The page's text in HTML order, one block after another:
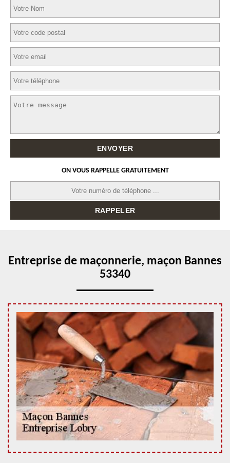
ON VOUS RAPPELLE GRATUITEMENT
Entreprise de maçonnerie, maçon Bannes
53340